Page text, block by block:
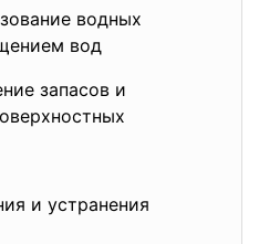
водных
вод
запасов и
и устранения